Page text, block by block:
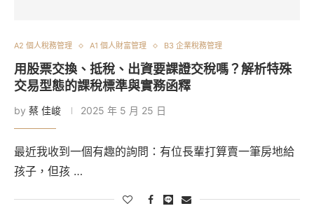
A2 個人稅務管理 A1 個人財富管理 B3 企業稅務管理
用股票交換、抵稅、出資要課證交稅嗎？解析特殊
交易型態的課稅標準與實務函釋
by 蔡 佳峻 2025 年 5 月 25 日
最近我收到一個有趣的詢問：有位長輩打算賣一筆房地給
孩子，但孩 …